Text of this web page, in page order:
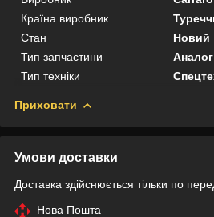
Країна виробник
Стан
Новий
Тип запчастини
Аналог
Тип техніки
Приховати
Умови доставки
Доставка здійснюється тільки по
Нова Пошта